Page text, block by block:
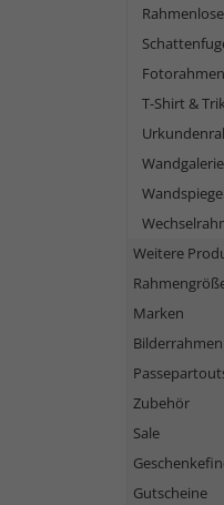
Fotorahmen
T-Shirt &
Wandspiegel
Weitere
Marken
Zubehör
Sale
Gutscheine